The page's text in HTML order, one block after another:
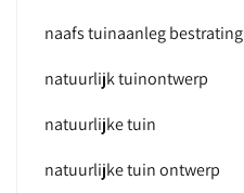
naafs tuinaanleg bestrating
natuurlijk tuinontwerp
natuurlijke tuin
natuurlijke tuin ontwerp